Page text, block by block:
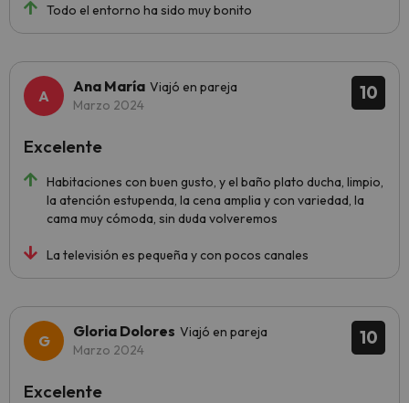
Todo el entorno ha sido muy bonito
10
Ana María Viajó en pareja
Marzo 2024
Habitaciones con buen gusto, y el baño plato ducha, limpio,
la atención estupenda, la cena amplia y con variedad, la
cama muy cómoda, sin duda volveremos
La televisión es pequeña y con pocos canales
Excelente
10
Gloria Dolores Viajó en pareja
Marzo 2024
Excelente